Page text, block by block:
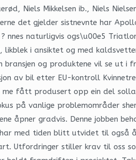
Niels Mikkelsen ib., Niels
det gjelder sistnevnte har
naturligvis ogs\u00e5
likblek i ansiktet og med
bransjen og produktene vil se ut
av bil etter EU-kontroll
fått produsert opp ein del
på vanlige problemområder
åpner gradvis. Denne jobben
med tiden blitt utvidet til
Utfordringer stiller krav til oss